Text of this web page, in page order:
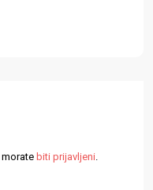
biti prijavljeni.